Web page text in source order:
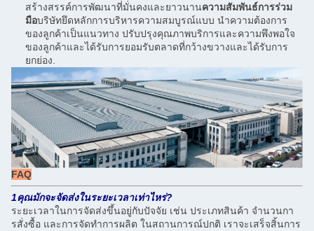
สร้างสรรค์การพัฒนาที่มั่นคงและยาวนานความสัมพันธ์การร่วม
มือบริษัทยึดหลักการบริหารความสมบูรณ์แบบ นําความต้องการ
ของลูกค้าเป็นแนวทาง ปรับปรุงคุณภาพบริการและความพึงพอใจ
ของลูกค้าและได้รับการยอมรับตลาดที่กว้างขวางและได้รับการ
ยกย่อง.
FAQ
1คุณมักจะจัดส่งในระยะเวลาเท่าไหร่?
ระยะเวลาในการจัดส่งขึ้นอยู่กับปัจจัย เช่น ประเภทสินค้า จํานวนกา
รสั่งซื้อ และการจัดทําการผลิต ในสถานการณ์ปกติ เราจะเสร็จสิ้นการ